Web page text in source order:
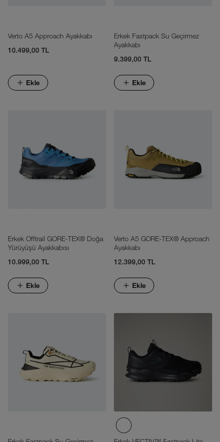
Verto A5 Approach Ayakkabı
10.499,00 TL
Ekle
Erkek Fastpack Su Geçirmez
Ayakkabı
9.399,00 TL
Ekle
Erkek Offtrail GORE-TEX® Doğa
Yürüyüşü Ayakkabısı
10.999,00 TL
Ekle
Verto A5 GORE-TEX® Approach
Ayakkabı
12.399,00 TL
Ekle